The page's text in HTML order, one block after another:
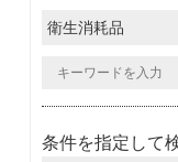
条件を指定して